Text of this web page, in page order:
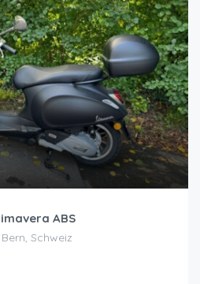
ABS
Schweiz